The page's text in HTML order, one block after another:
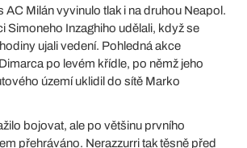
AC Milán vyvinulo tlak i na druhou Neapol.
Simoneho Inzaghiho udělali, když se
ujali vedení. Pohledná akce
po levém křídle, po němž jeho
území uklidil do sítě Marko
bojovat, ale po většinu prvního
přehráváno. Nerazzurri tak těsně před